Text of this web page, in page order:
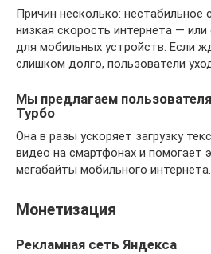
Причин несколько: нестабильное
низкая скорость интернета —
для мобильных устройств. Если
слишком долго, пользователи
Мы предлагаем
Турбо
Она в разы ускоряет загрузку
видео на смартфонах и помогает
мегабайты мобильного интернета.
Монетизация
Рекламная сеть Яндекса